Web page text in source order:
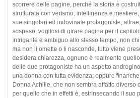
scorrere delle pagine, perché la storia è
strutturata con verismo, intelligenza e
sue singolari ed indovinate protagoniste,
sospeso, vogliosi di girare pagina per il
intrigante e ambiguo allo stesso tempo, non
ma non li omette o li nasconde, tutto viene
desidera chiarezza, ognuno è realmente
delle due protagoniste ha un aspetto
una donna con tutta evidenza; oppure
Donna Achille, che non sembra affatto diverso
per quello che in effetti è, estrinsecando il suo